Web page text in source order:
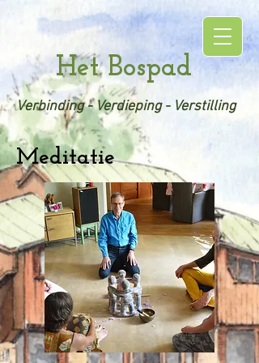
Het Bospad
Verbinding - Verdieping - Verstilling
Meditatie